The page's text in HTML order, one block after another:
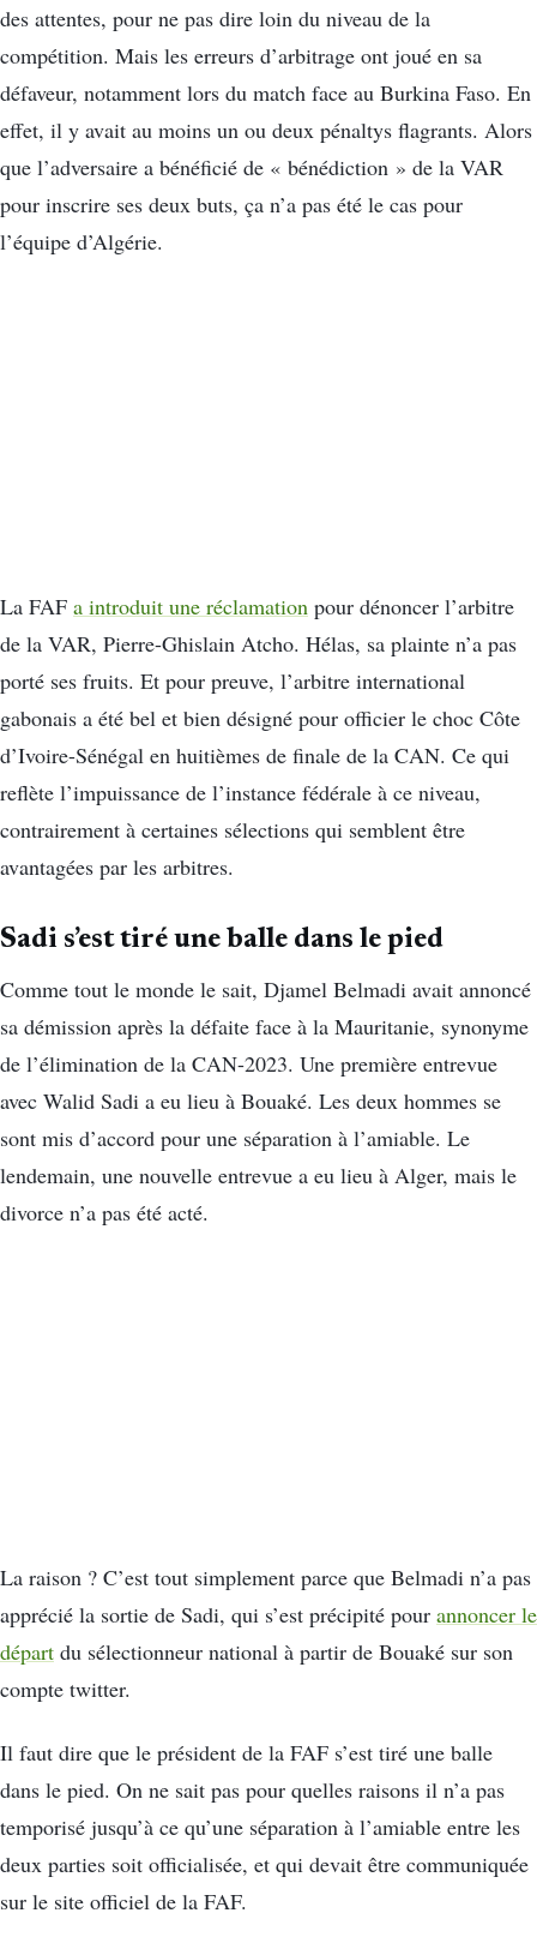
des attentes, pour ne pas dire loin du niveau de la
compétition. Mais les erreurs d’arbitrage ont joué en sa
défaveur, notamment lors du match face au Burkina Faso. En
effet, il y avait au moins un ou deux pénaltys flagrants. Alors
que l’adversaire a bénéficié de « bénédiction » de la VAR
pour inscrire ses deux buts, ça n’a pas été le cas pour
l’équipe d’Algérie.
La FAF a introduit une réclamation pour dénoncer l’arbitre
de la VAR, Pierre-Ghislain Atcho. Hélas, sa plainte n’a pas
porté ses fruits. Et pour preuve, l’arbitre international
gabonais a été bel et bien désigné pour officier le choc Côte
d’Ivoire-Sénégal en huitièmes de finale de la CAN. Ce qui
reflète l’impuissance de l’instance fédérale à ce niveau,
contrairement à certaines sélections qui semblent être
avantagées par les arbitres.
Sadi s’est tiré une balle dans le pied
Comme tout le monde le sait, Djamel Belmadi avait annoncé
sa démission après la défaite face à la Mauritanie, synonyme
de l’élimination de la CAN-2023. Une première entrevue
avec Walid Sadi a eu lieu à Bouaké. Les deux hommes se
sont mis d’accord pour une séparation à l’amiable. Le
lendemain, une nouvelle entrevue a eu lieu à Alger, mais le
divorce n’a pas été acté.
La raison ? C’est tout simplement parce que Belmadi n’a pas
apprécié la sortie de Sadi, qui s’est précipité pour annoncer le
départ du sélectionneur national à partir de Bouaké sur son
compte twitter.
Il faut dire que le président de la FAF s’est tiré une balle
dans le pied. On ne sait pas pour quelles raisons il n’a pas
temporisé jusqu’à ce qu’une séparation à l’amiable entre les
deux parties soit officialisée, et qui devait être communiquée
sur le site officiel de la FAF.